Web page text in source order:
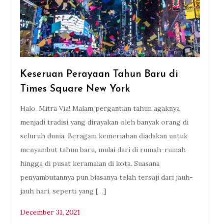
Keseruan Perayaan Tahun Baru di
Times Square New York
Halo, Mitra Via! Malam pergantian tahun agaknya
menjadi tradisi yang dirayakan oleh banyak orang di
seluruh dunia. Beragam kemeriahan diadakan untuk
menyambut tahun baru, mulai dari di rumah-rumah
hingga di pusat keramaian di kota. Suasana
penyambutannya pun biasanya telah tersaji dari jauh-
jauh hari, seperti yang […]
December 31, 2021